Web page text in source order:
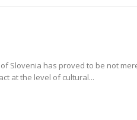
Slovenia has proved to be not
at the level of cultural...